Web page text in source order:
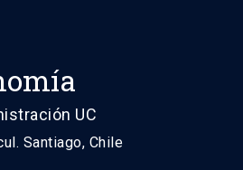
UC
Santiago, Chile